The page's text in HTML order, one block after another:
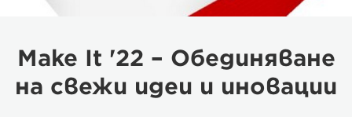
Make It '22 – Обединяване
на свежи идеи и иновации